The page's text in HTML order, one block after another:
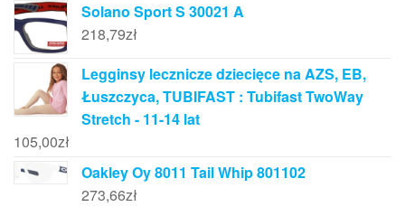
Solano Sport S 30021 A
218,79zł
Legginsy lecznicze dziecięce na AZS, EB,
Łuszczyca, TUBIFAST : Tubifast TwoWay
Stretch - 11-14 lat
105,00zł
Oakley Oy 8011 Tail Whip 801102
273,66zł